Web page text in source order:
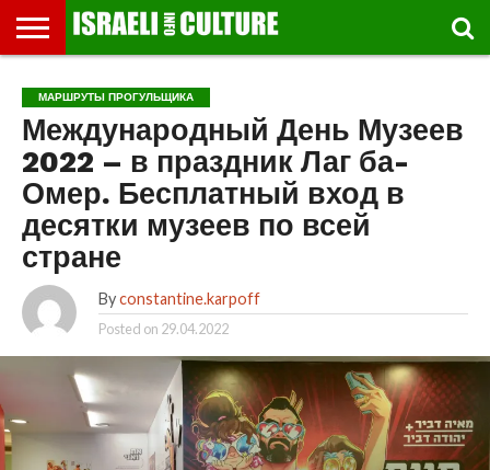
МУЗЕИ
СТРАНА
ФЕСТИВАЛЕЙ
ТЕАТР
КНИГИ.
ТЕКСТЫ
МУЗЫКА
РЕЛИГИЯ/
ИСТОРИЯ
ДВИЖЕНИЕ
ДЕТИ
ВЫХОДНОГО
ДНЯ
МАРШРУТЫ
ПРОГУЛЬЩИКА
ВИДЕО-
РЕЧИ
ВПЕЧАТЛЕНИЯ
ВСТРЕЧИ
И
ЛЕКЦИИ
ИНТЕРВЬЮ
КИНО
TEL
AVIV
GLOBAL
МАРШРУТЫ ПРОГУЛЬЩИКА
Международный День Музеев
2022 – в праздник Лаг ба-
Омер. Бесплатный вход в
десятки музеев по всей
стране
By constantine.karpoff
Posted on 29.04.2022